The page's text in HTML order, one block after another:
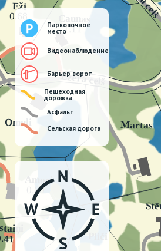
Парковочное
место
Видеонаблюдение
Барьер ворот
Пешеходная
дорожка
Асфальт
Сельская дорога